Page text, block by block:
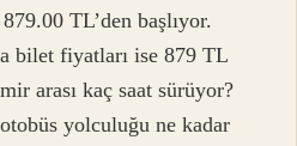
TL’den başlıyor.
bilet fiyatları ise 879 TL
arası kaç saat sürüyor?
yolculuğu ne kadar